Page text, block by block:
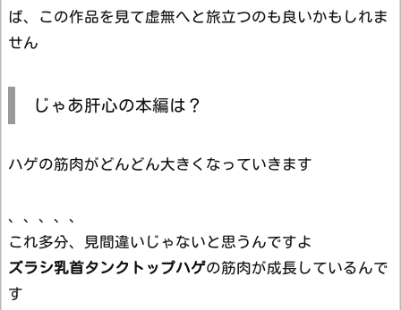
ば、この作品を見て虚無へと旅立つのも良いかもしれま
せん
じゃあ肝心の本編は？
ハゲの筋肉がどんどん大きくなっていきます
、、、、、
これ多分、見間違いじゃないと思うんですよ
ズラシ乳首タンクトップハゲの筋肉が成長しているんで
す